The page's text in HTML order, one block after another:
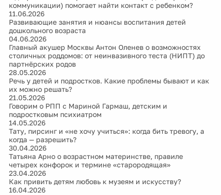
коммуникации) помогает найти контакт с ребенком?
11.06.2026
Развивающие занятия и нюансы воспитания детей
дошкольного возраста
04.06.2026
Главный акушер Москвы Антон Оленев о возможностях
столичных роддомов: от неинвазивного теста (НИПТ) до
партнёрских родов
28.05.2026
Речь у детей и подростков. Какие проблемы бывают и как
их можно решать?
21.05.2026
Говорим о РПП с Мариной Гармаш, детским и
подростковым психиатром
14.05.2026
Тату, пирсинг и «не хочу учиться»: когда бить тревогу, а
когда — разрешить?
30.04.2026
Татьяна Арно о возрастном материнстве, правиле
четырех конфорок и термине «старородящая»
23.04.2026
Как привить детям любовь к музеям и искусству?
16.04.2026